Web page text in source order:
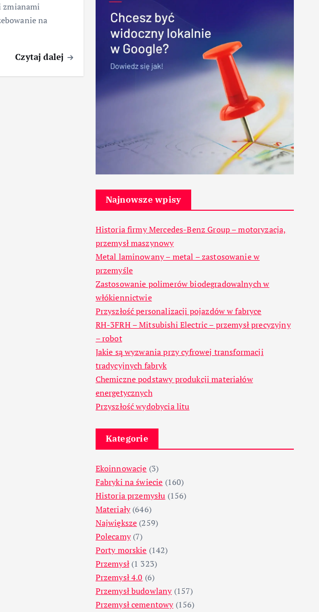
zmianami
na
Czytaj dalej
Najnowsze wpisy
Historia firmy Mercedes-Benz Group – motoryzacja,
przemysł maszynowy
Metal laminowany – metal – zastosowanie w
przemyśle
Zastosowanie polimerów biodegradowalnych w
włókiennictwie
Przyszłość personalizacji pojazdów w fabryce
RH-3FRH – Mitsubishi Electric – przemysł precyzyjny
– robot
Jakie są wyzwania przy cyfrowej transformacji
tradycyjnych fabryk
Chemiczne podstawy produkcji materiałów
energetycznych
Przyszłość wydobycia litu
Kategorie
Ekoinnowacje (3)
Fabryki na świecie (160)
Historia przemysłu (156)
Materiały(646)
Największe (259)
Polecamy(7)
Porty morskie (142)
Przemysł(1 323)
Przemysł 4.0 (6)
Przemysł budowlany(157)
Przemysł cementowy(156)